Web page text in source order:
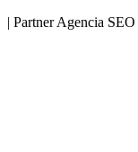
| Partner Agencia SEO